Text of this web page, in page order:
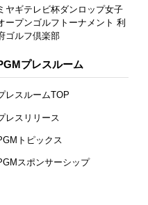
ヤギテレビ杯ダンロップ女子
ープンゴルフトーナメント 利
ゴルフ倶楽部
プレスルーム
レスルームTOP
レスリリース
トピックス
スポンサーシップ